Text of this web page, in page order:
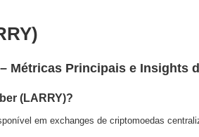
Métricas Principais e Insights
(LARRY)?
em exchanges de criptomoedas